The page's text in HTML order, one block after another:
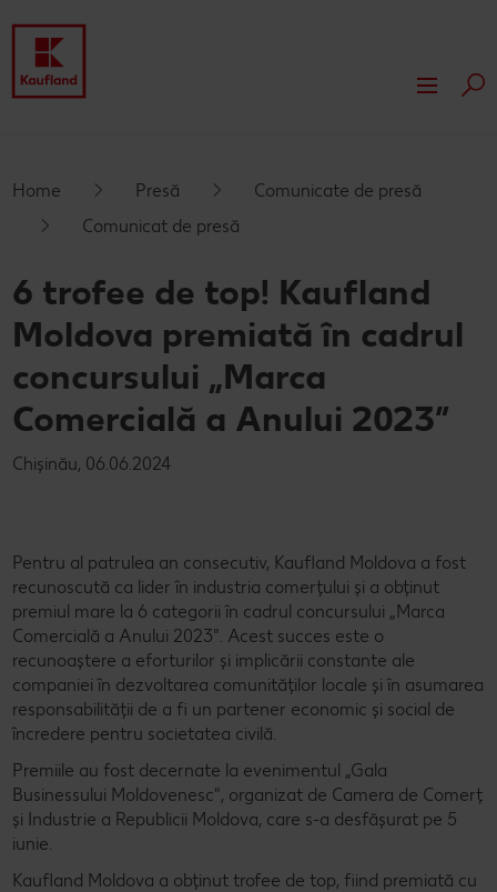
Valori
Istoric
Rapoarte financiare
Branduri proprii Kaufland
Responsabilitate
Presă
Dezvoltare
Servicii
Card cadou
Publicitate
Home Presă
Comunicate de presă
Comunicat de presă
6 trofee de top! Kaufland
Moldova premiată în cadrul
concursului „Marca
Comercială a Anului 2023”
Chișinău, 06.06.2024
Pentru al patrulea an consecutiv, Kaufland Moldova a fost
recunoscută ca lider în industria comerțului și a obținut
premiul mare la 6 categorii în cadrul concursului „Marca
Comercială a Anului 2023". Acest succes este o
recunoaștere a eforturilor și implicării constante ale
companiei în dezvoltarea comunităților locale și în asumarea
responsabilității de a fi un partener economic și social de
încredere pentru societatea civilă.
Premiile au fost decernate la evenimentul „Gala
Businessului Moldovenesc", organizat de Camera de Comerț
și Industrie a Republicii Moldova, care s-a desfășurat pe 5
iunie.
Kaufland Moldova a obținut trofee de top, fiind premiată cu